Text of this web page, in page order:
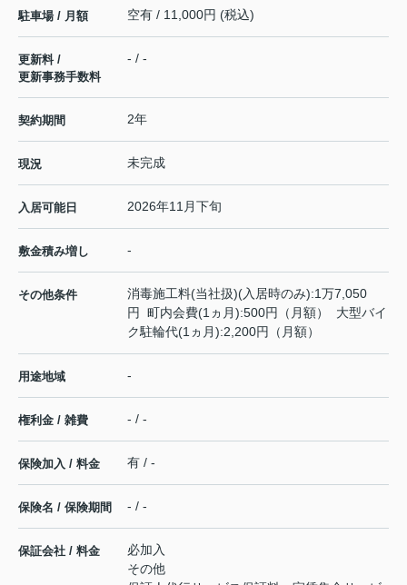
駐車場 / 月額 空有 / 11,000円 (税込)
更新料 /
更新事務手数料
- / -
契約期間 2年
現況 未完成
入居可能日 2026年11月下旬
敷金積み増し -
その他条件
消毒施工料(当社扱)(入居時のみ):1万7,050
円 町内会費(1ヵ月):500円（月額） 大型バイ
ク駐輪代(1ヵ月):2,200円（月額）
用途地域 -
権利金 / 雑費 - / -
保険加入 / 料金 有 / -
保険名 / 保険期間 - / -
保証会社 / 料金
必加入
その他